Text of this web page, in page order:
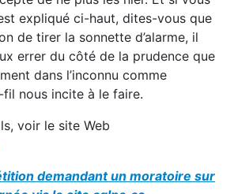
expliqué ci-haut, dites-vous que
de tirer la sonnette d’alarme, il
errer du côté de la prudence que
dans l’inconnu comme
fil nous incite à le faire.
voir le site Web
demandant un moratoire sur